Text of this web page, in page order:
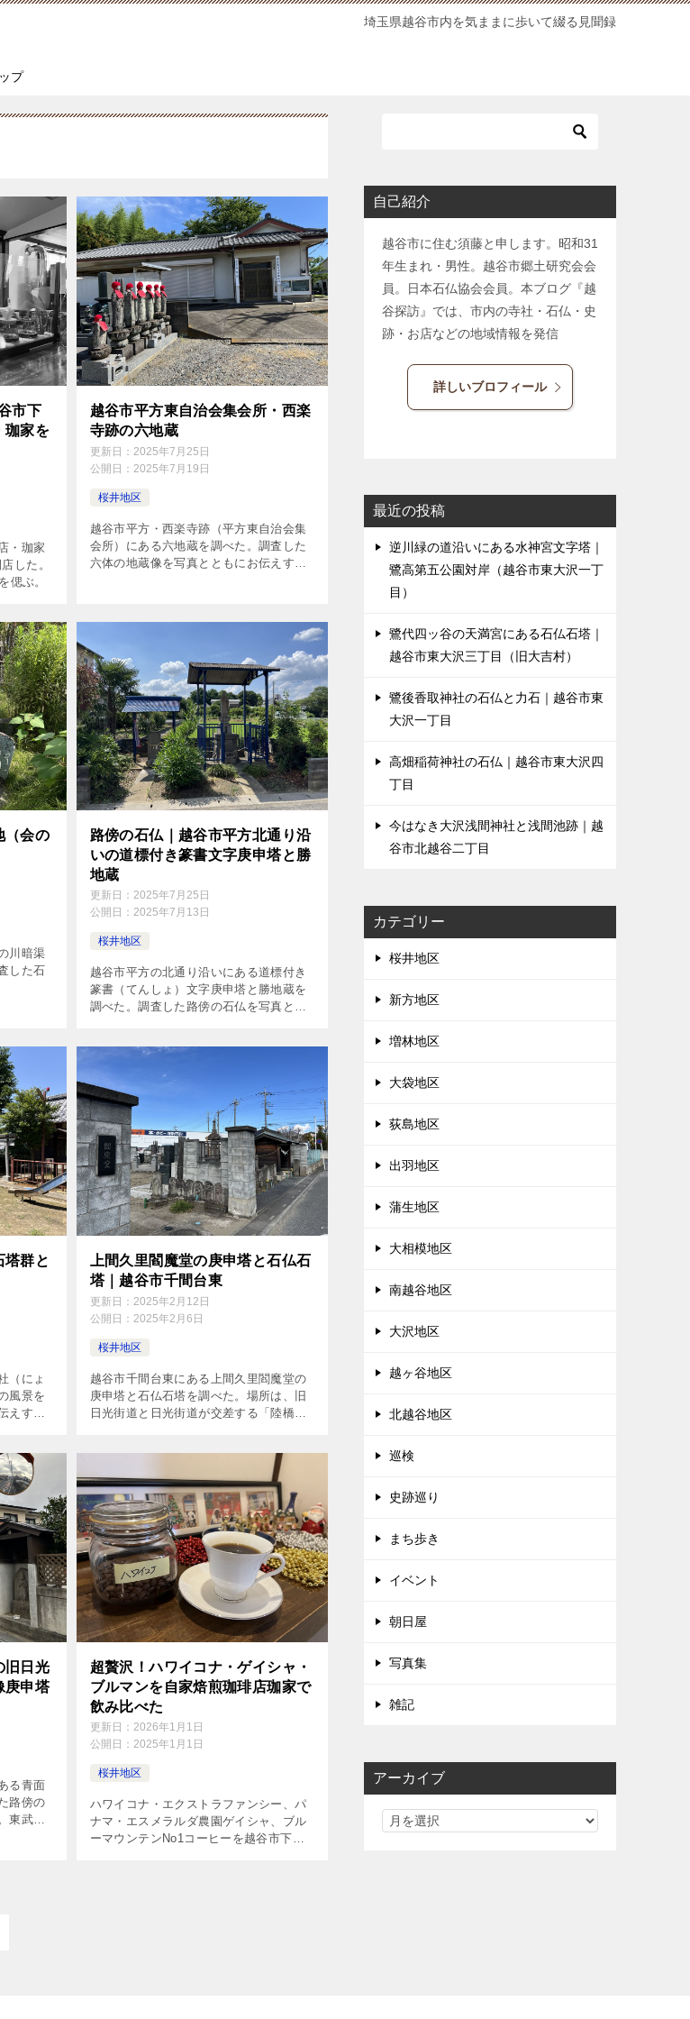
埼玉県越谷市内を気ままに歩いて綴る見聞録
プ
市下
珈家を
・珈家
した。
偲ぶ。
越谷市平方東自治会集会所・西楽
寺跡の六地蔵
更新日： 2025年7月25日
公開日： 2025年7月19日
桜井地区
越谷市平方・西楽寺跡（平方東自治会集
会所）にある六地蔵を調べた。調査した
六体の地蔵像を写真とともにお伝えす
（会の
川暗渠
した石
路傍の石仏｜越谷市平方北通り沿
いの道標付き篆書文字庚申塔と勝
地蔵
更新日： 2025年7月25日
公開日： 2025年7月13日
桜井地区
越谷市平方の北通り沿いにある道標付き
篆書（てんしょ）文字庚申塔と勝地蔵を
調べた。調査した路傍の石仏を写真とと
塔群と
（にょ
風景を
えす
上間久里閻魔堂の庚申塔と石仏石
塔｜越谷市千間台東
更新日： 2025年2月12日
公開日： 2025年2月6日
桜井地区
越谷市千間台東にある上間久里閻魔堂の
庚申塔と石仏石塔を調べた。場所は、旧
日光街道と日光街道が交差する「陸橋入
旧日光
庚申塔
る青面
路傍の
東武伊
超贅沢！ハワイコナ・ゲイシャ・
ブルマンを自家焙煎珈琲店珈家で
飲み比べた
更新日： 2026年1月1日
公開日： 2025年1月1日
桜井地区
ハワイコナ・エクストラファンシー、パ
ナマ・エスメラルダ農園ゲイシャ、ブル
ーマウンテンNo1コーヒーを越谷市下間
自己紹介
越谷市に住む須藤と申します。昭和31
年生まれ・男性。越谷市郷土研究会会
員。日本石仏協会会員。本ブログ『越
谷探訪』では、市内の寺社・石仏・史
跡・お店などの地域情報を発信
詳しいブロフィール
最近の投稿
逆川緑の道沿いにある水神宮文字塔｜
鷺高第五公園対岸（越谷市東大沢一丁
目）
鷺代四ッ谷の天満宮にある石仏石塔｜
越谷市東大沢三丁目（旧大吉村）
鷺後香取神社の石仏と力石｜越谷市東
大沢一丁目
高畑稲荷神社の石仏｜越谷市東大沢四
丁目
今はなき大沢浅間神社と浅間池跡｜越
谷市北越谷二丁目
カテゴリー
桜井地区
新方地区
増林地区
大袋地区
荻島地区
出羽地区
蒲生地区
大相模地区
南越谷地区
大沢地区
越ヶ谷地区
北越谷地区
巡検
史跡巡り
まち歩き
イベント
朝日屋
写真集
雑記
アーカイブ